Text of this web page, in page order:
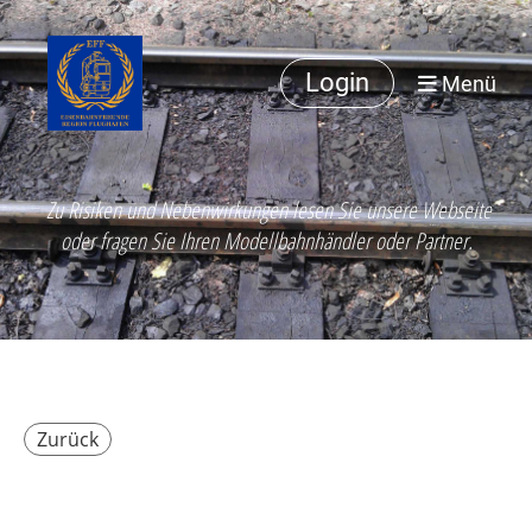
Login Menü
Zu Risiken und Nebenwirkungen lesen Sie unsere Webseite
oder fragen Sie Ihren Modellbahnhändler oder Partner.
Zurück